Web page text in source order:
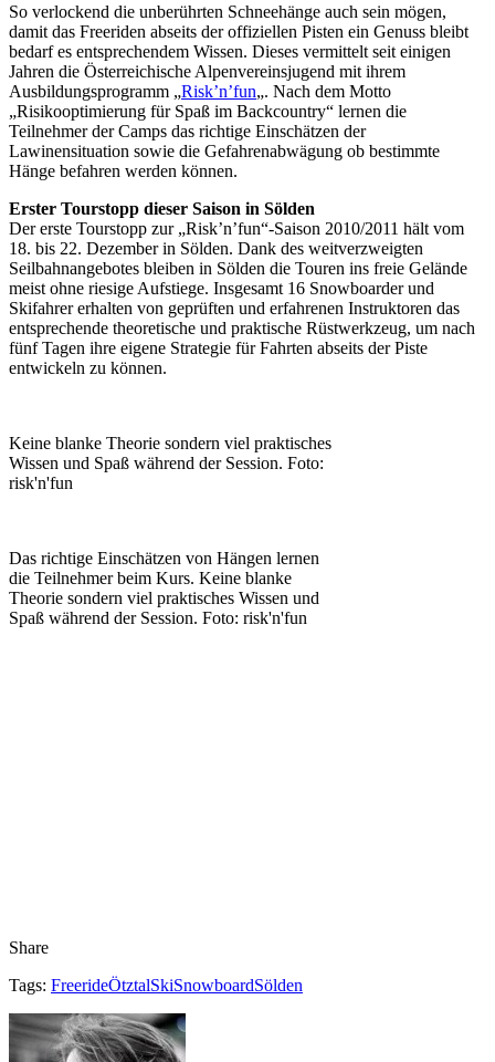
So verlockend die unberührten Schneehänge auch sein mögen,
damit das Freeriden abseits der offiziellen Pisten ein Genuss bleibt
bedarf es entsprechendem Wissen. Dieses vermittelt seit einigen
Jahren die Österreichische Alpenvereinsjugend mit ihrem
Ausbildungsprogramm „Risk’n’fun„. Nach dem Motto
„Risikooptimierung für Spaß im Backcountry“ lernen die
Teilnehmer der Camps das richtige Einschätzen der
Lawinensituation sowie die Gefahrenabwägung ob bestimmte
Hänge befahren werden können.
Erster Tourstopp dieser Saison in Sölden
Der erste Tourstopp zur „Risk’n’fun“-Saison 2010/2011 hält vom
18. bis 22. Dezember in Sölden. Dank des weitverzweigten
Seilbahnangebotes bleiben in Sölden die Touren ins freie Gelände
meist ohne riesige Aufstiege. Insgesamt 16 Snowboarder und
Skifahrer erhalten von geprüften und erfahrenen Instruktoren das
entsprechende theoretische und praktische Rüstwerkzeug, um nach
fünf Tagen ihre eigene Strategie für Fahrten abseits der Piste
entwickeln zu können.
Keine blanke Theorie sondern viel praktisches
Wissen und Spaß während der Session. Foto:
risk'n'fun
Das richtige Einschätzen von Hängen lernen
die Teilnehmer beim Kurs. Keine blanke
Theorie sondern viel praktisches Wissen und
Spaß während der Session. Foto: risk'n'fun
Share
Tags: FreerideÖtztalSkiSnowboardSölden